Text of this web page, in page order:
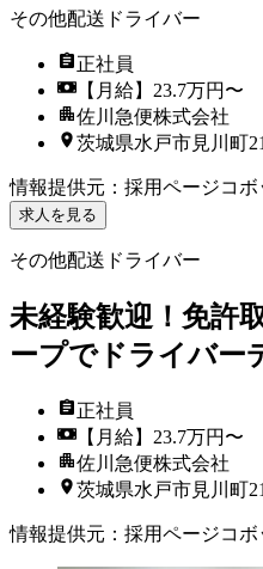
その他配送ドライバー
正社員
【月給】23.7万円〜
佐川急便株式会社
茨城県水戸市見川町
情報提供元 ： 採用ページコボ
求人を見る
その他配送ドライバー
未経験歓迎！免許
ープでドライバー
正社員
【月給】23.7万円〜
佐川急便株式会社
茨城県水戸市見川町
情報提供元 ： 採用ページコボ